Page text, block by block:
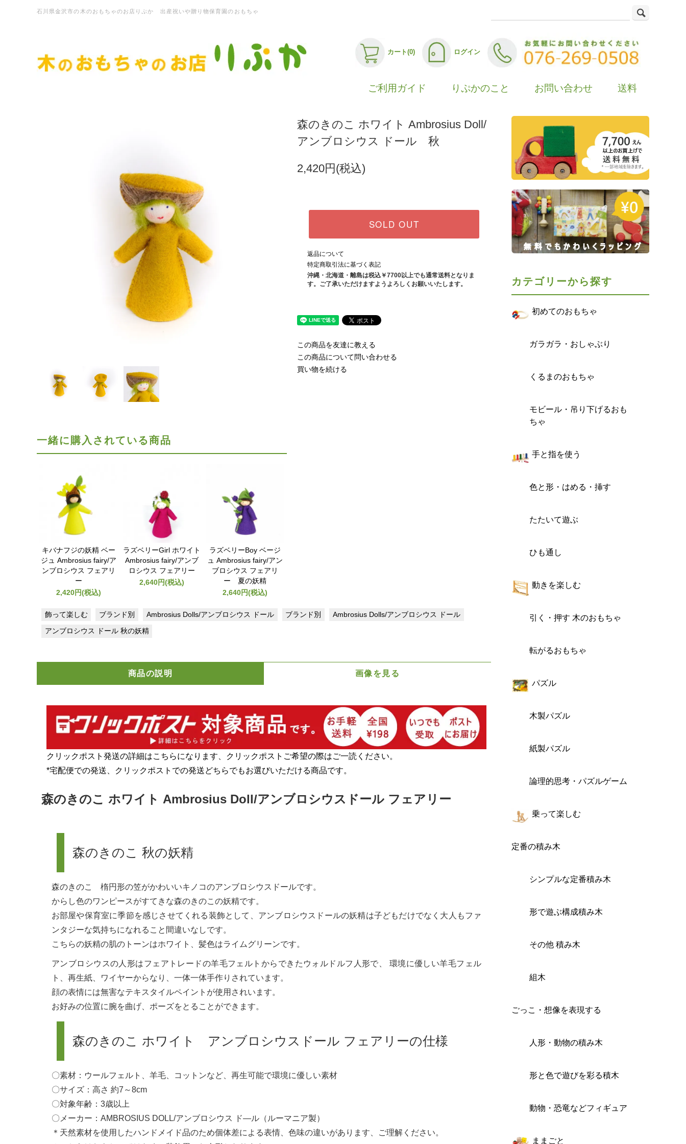
石川県金沢市の木のおもちゃのお店りぷか 出産祝いや贈り物保育園のおもちゃ
カート(0) ログイン
ご利用ガイド りぷかのこと お問い合わせ 送料
一緒に購入されている商品
キバナフジの妖精 ベー
ジュ Ambrosius fairy/ア
ンブロシウス フェアリ
ー
2,420円(税込)
ラズベリーGirl ホワイト
Ambrosius fairy/アンブ
ロシウス フェアリー
2,640円(税込)
ラズベリーBoy ベージ
ュ Ambrosius fairy/アン
ブロシウス フェアリ
ー 夏の妖精
2,640円(税込)
森のきのこ ホワイト Ambrosius Doll/
アンブロシウス ドール 秋
2,420円(税込)
SOLD OUT
返品について
特定商取引法に基づく表記
沖縄・北海道・離島は税込￥7700以上でも通常送料となりま
す。ご了承いただけますようよろしくお願いいたします。
この商品を友達に教える
この商品について問い合わせる
買い物を続ける
飾って楽しむ ブランド別 Ambrosius Dolls/アンブロシウス ドール ブランド別 Ambrosius Dolls/アンブロシウス ドール
アンブロシウス ドール 秋の妖精
商品の説明 画像を見る
クリックポスト発送の詳細はこちらになります、クリックポストご希望の際はご一読ください。
*宅配便での発送、クリックポストでの発送どちらでもお選びいただける商品です。
森のきのこ ホワイト Ambrosius Doll/アンブロシウスドール フェアリー
森のきのこ 秋の妖精
森のきのこ 楕円形の笠がかわいいキノコのアンブロシウスドールです。
からし色のワンピースがすてきな森のきのこの妖精です。
お部屋や保育室に季節を感じさせてくれる装飾として、アンブロシウスドールの妖精は子どもだけでなく大人もファ
ンタジーな気持ちになれること間違いなしです。
こちらの妖精の肌のトーンはホワイト、髪色はライムグリーンです。
アンブロシウスの人形はフェアトレードの羊毛フェルトからできたウォルドルフ人形で、 環境に優しい羊毛フェル
ト、再生紙、ワイヤーからなり、一体一体手作りされています。
顔の表情には無害なテキスタイルペイントが使用されいます。
お好みの位置に腕を曲げ、ポーズをとることができます。
森のきのこ ホワイト アンブロシウスドール フェアリーの仕様
〇素材：ウールフェルト、羊毛、コットンなど、再生可能で環境に優しい素材
〇サイズ：高さ 約7～8cm
〇対象年齢：3歳以上
〇メーカー：AMBROSIUS DOLL/アンブロシウス ド―ル（ルーマニア製）
＊天然素材を使用したハンドメイド品のため個体差による表情、色味の違いがあります、ご理解ください。
カテゴリーから探す
初めてのおもちゃ
ガラガラ・おしゃぶり
くるまのおもちゃ
モビール・吊り下げるおも
ちゃ
手と指を使う
色と形・はめる・挿す
たたいて遊ぶ
ひも通し
動きを楽しむ
引く・押す 木のおもちゃ
転がるおもちゃ
パズル
木製パズル
紙製パズル
論理的思考・パズルゲーム
乗って楽しむ
定番の積み木
シンプルな定番積み木
形で遊ぶ構成積み木
その他 積み木
組木
ごっこ・想像を表現する
人形・動物の積み木
形と色で遊びを彩る積木
動物・恐竜などフィギュア
ままごと